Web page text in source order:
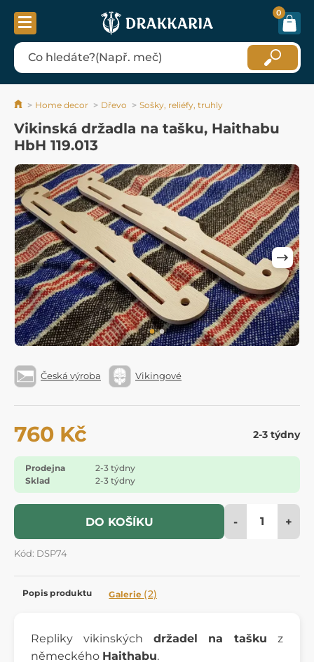
0
Home decor Dřevo Sošky, reliéfy, truhly
Vikinská držadla na tašku, Haithabu
HbH 119.013
Česká výroba Vikingové
760 Kč 2-3 týdny
Prodejna
2-3 týdny
Sklad
2-3 týdny
DO KOŠÍKU - +
Kód: DSP74
Popis produktu Galerie (2)
Repliky vikinských držadel na tašku z
německého Haithabu.